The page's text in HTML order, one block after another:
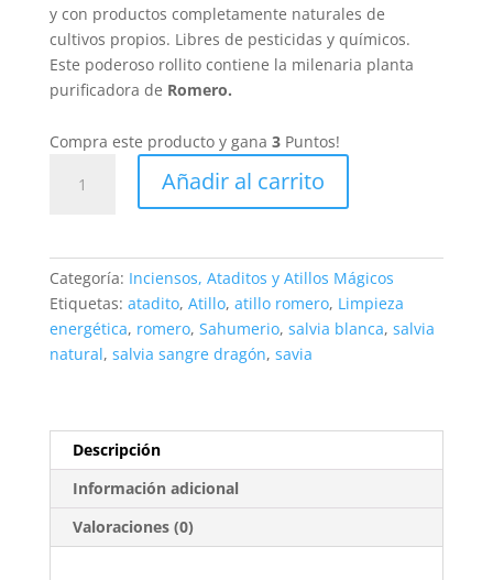
y con productos completamente naturales de
cultivos propios. Libres de pesticidas y químicos.
Este poderoso rollito contiene la milenaria planta
purificadora de Romero.
Compra este producto y gana 3Puntos!
Romero
Añadir al carrito
Categoría: Inciensos, Ataditos y Atillos Mágicos
Etiquetas: atadito, Atillo, atillo romero, Limpieza
energética, romero, Sahumerio, salvia blanca, salvia
natural, salvia sangre dragón, savia
Descripción
Información adicional
Valoraciones (0)